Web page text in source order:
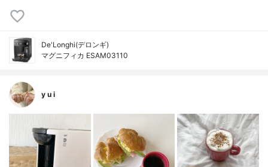
De'Longhi(デロンギ)
マグニフィカ ESAM03110
y u i